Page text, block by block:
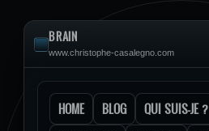
BRAIN
www.christophe-casalegno.com
HOME BLOG QUI SUIS-JE ?